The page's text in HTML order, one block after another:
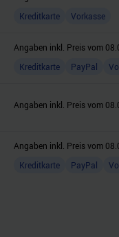
Kreditkarte
Vorkasse
Angaben inkl. Preis vom
Kreditkarte
PayPal
Angaben inkl. Preis vom
Angaben inkl. Preis vom
Kreditkarte
PayPal